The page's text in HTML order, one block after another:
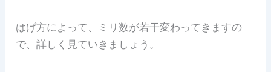
はげ方によって、ミリ数が若干変わってきますの
で、詳しく見ていきましょう。